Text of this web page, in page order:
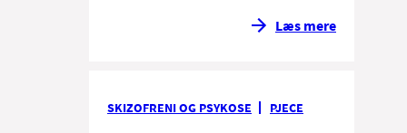
Læs mere
SKIZOFRENI OG PSYKOSE PJECE